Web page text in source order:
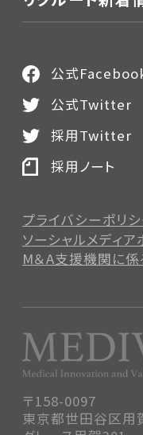
〒158-0097
東京都世田谷区用
プライバシーポリ
ソーシャルメディア
M＆A支援機関に
公式
公式Twitter
採用Twitter
採用ノート